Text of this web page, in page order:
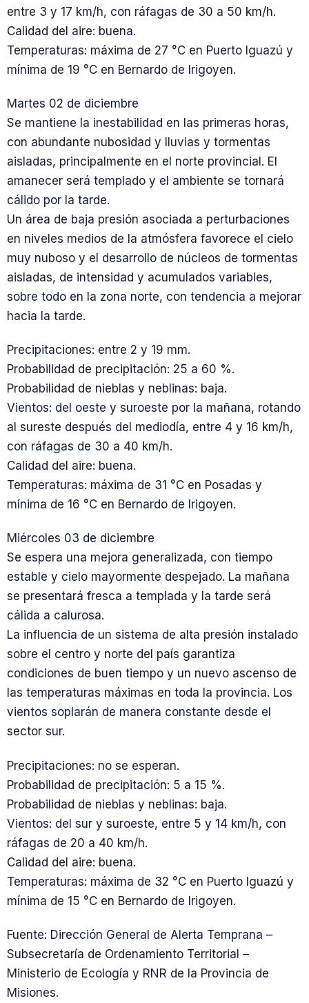
entre 3 y 17 km/h, con ráfagas de 30 a 50 km/h.
Calidad del aire: buena.
Temperaturas: máxima de 27 °C en Puerto Iguazú y
mínima de 19 °C en Bernardo de Irigoyen.
Martes 02 de diciembre
Se mantiene la inestabilidad en las primeras horas,
con abundante nubosidad y lluvias y tormentas
aisladas, principalmente en el norte provincial. El
amanecer será templado y el ambiente se tornará
cálido por la tarde.
Un área de baja presión asociada a perturbaciones
en niveles medios de la atmósfera favorece el cielo
muy nuboso y el desarrollo de núcleos de tormentas
aisladas, de intensidad y acumulados variables,
sobre todo en la zona norte, con tendencia a mejorar
hacia la tarde.
Precipitaciones: entre 2 y 19 mm.
Probabilidad de precipitación: 25 a 60 %.
Probabilidad de nieblas y neblinas: baja.
Vientos: del oeste y suroeste por la mañana, rotando
al sureste después del mediodía, entre 4 y 16 km/h,
con ráfagas de 30 a 40 km/h.
Calidad del aire: buena.
Temperaturas: máxima de 31 °C en Posadas y
mínima de 16 °C en Bernardo de Irigoyen.
Miércoles 03 de diciembre
Se espera una mejora generalizada, con tiempo
estable y cielo mayormente despejado. La mañana
se presentará fresca a templada y la tarde será
cálida a calurosa.
La influencia de un sistema de alta presión instalado
sobre el centro y norte del país garantiza
condiciones de buen tiempo y un nuevo ascenso de
las temperaturas máximas en toda la provincia. Los
vientos soplarán de manera constante desde el
sector sur.
Precipitaciones: no se esperan.
Probabilidad de precipitación: 5 a 15 %.
Probabilidad de nieblas y neblinas: baja.
Vientos: del sur y suroeste, entre 5 y 14 km/h, con
ráfagas de 20 a 40 km/h.
Calidad del aire: buena.
Temperaturas: máxima de 32 °C en Puerto Iguazú y
mínima de 15 °C en Bernardo de Irigoyen.
Fuente: Dirección General de Alerta Temprana –
Subsecretaría de Ordenamiento Territorial –
Ministerio de Ecología y RNR de la Provincia de
Misiones.